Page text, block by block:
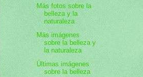
Más fotos sobre la
belleza y la
naturaleza
Más imágenes
sobre la belleza y
la naturaleza
Últimas imágenes
sobre la belleza